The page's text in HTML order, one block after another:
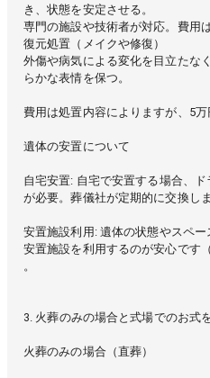
き、状態を安定させる。
専門の施設や技術者が対応。費用
復元処置（メイクや修復）
外傷や病気による変化を目立たな
らかな表情を保つ。
費用は処置内容によりますが、5万
遺体の安置について
自宅安置: 自宅で安置する場合、
が必要。葬儀社が定期的に交換しま
安置施設利用: 遺体の状態やスペ
安置施設を利用するのが安心です
。
3. 火葬のみの場合と式場でのお式
火葬のみの場合（直葬）